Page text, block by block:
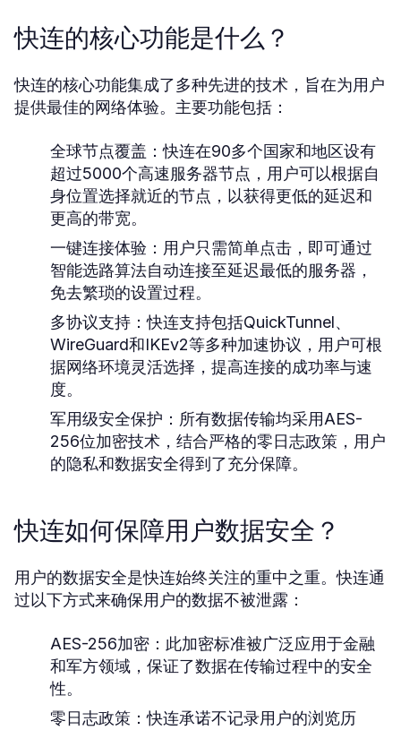
快连的核心功能是什么？
快连的核心功能集成了多种先进的技术，旨在为用户
提供最佳的网络体验。主要功能包括：
全球节点覆盖：快连在90多个国家和地区设有
超过5000个高速服务器节点，用户可以根据自
身位置选择就近的节点，以获得更低的延迟和
更高的带宽。
一键连接体验： 用户只需简单点击，即可通过
智能选路算法自动连接至延迟最低的服务器，
免去繁琐的设置过程。
多协议支持：快连支持包括QuickTunnel、
WireGuard和IKEv2等多种加速协议，用户可根
据网络环境灵活选择，提高连接的成功率与速
度。
军用级安全保护： 所有数据传输均采用AES-
256位加密技术，结合严格的零日志政策，用户
的隐私和数据安全得到了充分保障。
快连如何保障用户数据安全？
用户的数据安全是快连始终关注的重中之重。快连通
过以下方式来确保用户的数据不被泄露：
AES-256加密： 此加密标准被广泛应用于金融
和军方领域，保证了数据在传输过程中的安全
性。
零日志政策：快连承诺不记录用户的浏览历